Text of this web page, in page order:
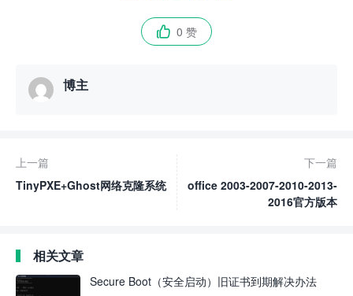
 0 赞
博主
上一篇
TinyPXE+Ghost网络克隆系统
下一篇
office 2003-2007-2010-2013-
2016官方版本
相关文章
Secure Boot（安全启动）旧证书到期解决办法